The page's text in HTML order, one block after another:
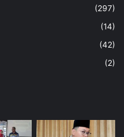
(297)
(14)
(42)
(2)